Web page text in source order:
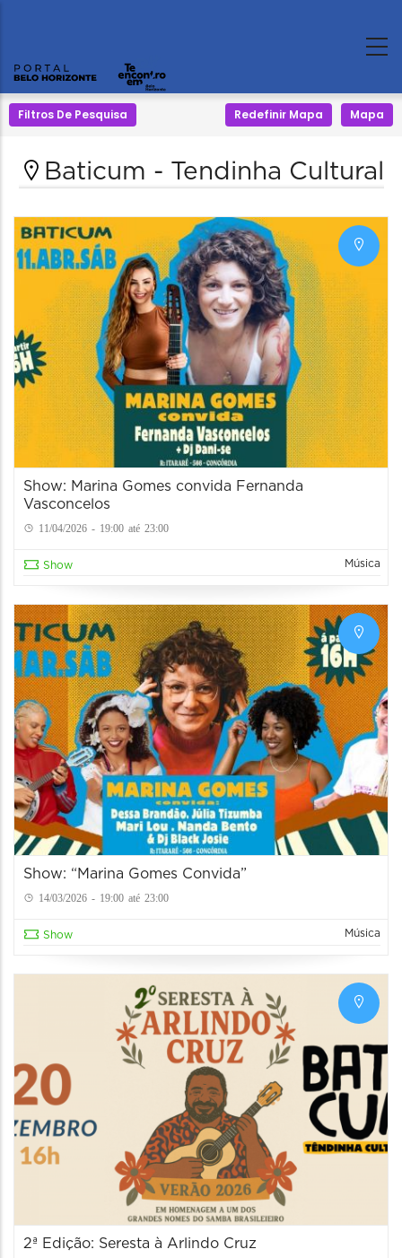
Filtros De Pesquisa Redefinir Mapa Mapa
Baticum - Tendinha Cultural
Show: Marina Gomes convida Fernanda
Vasconcelos
11/04/2026 - 19:00 até 23:00
Show Música
Show: “Marina Gomes Convida”
14/03/2026 - 19:00 até 23:00
Show Música
2ª Edição: Seresta à Arlindo Cruz